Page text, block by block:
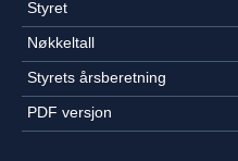
FINANSIELL
Styret
Nøkkeltall
Styrets årsberetning
PDF versjon